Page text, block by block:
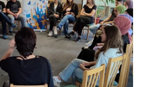
da živi!
da živi!